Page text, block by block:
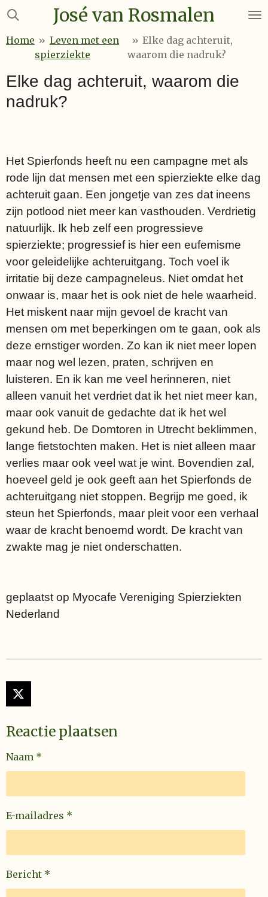
Ga
naar
José van Rosmalen
Home » Leven met een
spierziekte
» Elke dag achteruit,
waarom die nadruk?
Elke dag achteruit, waarom die
nadruk?
Het Spierfonds heeft nu een campagne met als
rode lijn dat mensen met een spierziekte elke dag
achteruit gaan. Een jongetje van zes dat ineens
zijn potlood niet meer kan vasthouden. Verdrietig
natuurlijk. Ik heb zelf een progressieve
spierziekte; progressief is hier een eufemisme
voor geleidelijke achteruitgang. Toch voel ik
irritatie bij deze campagneleus. Niet omdat het
onwaar is, maar het is ook niet de hele waarheid.
Het miskent naar mijn gevoel de kracht van
mensen om met beperkingen om te gaan, ook als
deze ernstiger worden. Zo kan ik niet meer lopen
maar nog wel lezen, praten, schrijven en
luisteren. En ik kan me veel herinneren, niet
alleen vanuit het verdriet dat ik het niet meer kan,
maar ook vanuit de gedachte dat ik het wel
gekund heb. De Domtoren in Utrecht beklimmen,
lange fietstochten maken. Het is niet alleen maar
verlies maar ook veel wat je wint. Bovendien zal,
hoeveel geld je ook geeft aan het Spierfonds de
achteruitgang niet stoppen. Begrijp me goed, ik
steun het Spierfonds, maar pleit voor een verhaal
waar de kracht benoemd wordt. De kracht van
zwakte mag je niet onderschatten.
geplaatst op Myocafe Vereniging Spierziekten
Nederland
X
Reactie plaatsen
Naam *
E-mailadres *
Bericht *